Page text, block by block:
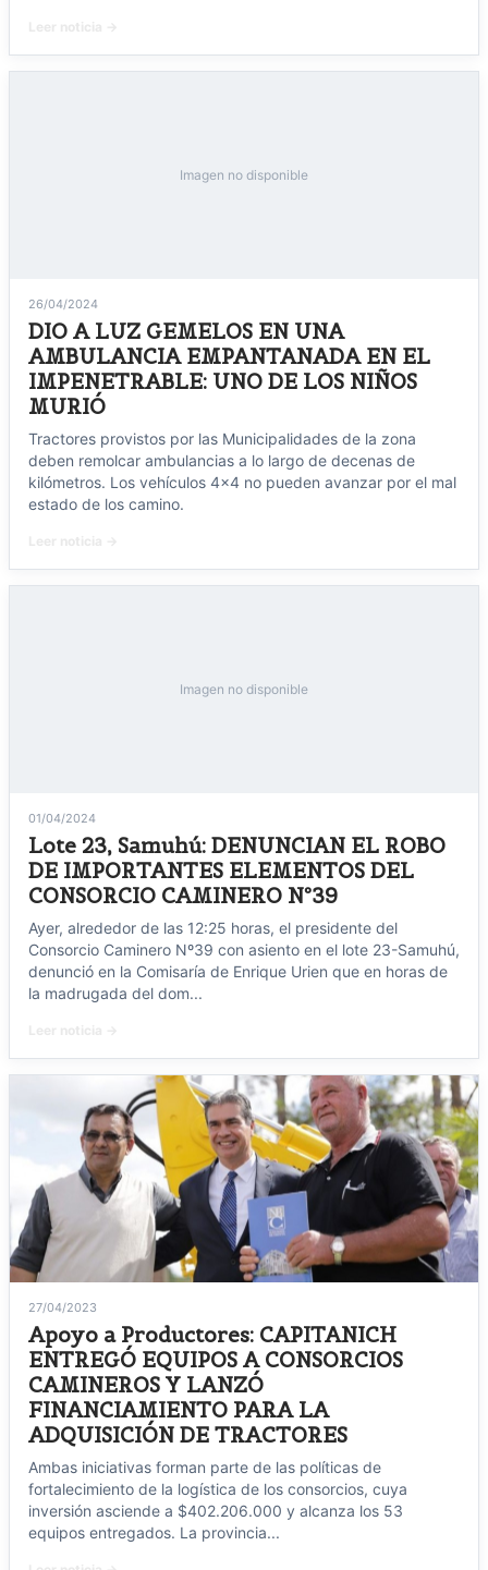
Imagen no disponible
26/04/2024
DIO A LUZ GEMELOS EN UNA
AMBULANCIA EMPANTANADA EN EL
IMPENETRABLE: UNO DE LOS NIÑOS
MURIÓ
Tractores provistos por las Municipalidades de la zona
deben remolcar ambulancias a lo largo de decenas de
kilómetros. Los vehículos 4x4 no pueden avanzar por el mal
estado de los camino.
Imagen no disponible
01/04/2024
Lote 23, Samuhú: DENUNCIAN EL ROBO
DE IMPORTANTES ELEMENTOS DEL
CONSORCIO CAMINERO Nº39
Ayer, alrededor de las 12:25 horas, el presidente del
Consorcio Caminero Nº39 con asiento en el lote 23-Samuhú,
denunció en la Comisaría de Enrique Urien que en horas de
la madrugada del dom...
27/04/2023
Apoyo a Productores: CAPITANICH
ENTREGÓ EQUIPOS A CONSORCIOS
CAMINEROS Y LANZÓ
FINANCIAMIENTO PARA LA
ADQUISICIÓN DE TRACTORES
Ambas iniciativas forman parte de las políticas de
fortalecimiento de la logística de los consorcios, cuya
inversión asciende a $402.206.000 y alcanza los 53
equipos entregados. La provincia...